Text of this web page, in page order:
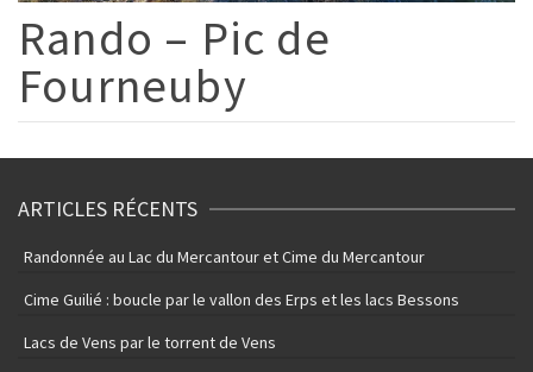
Rando – Pic de
Fourneuby
ARTICLES RÉCENTS
Randonnée au Lac du Mercantour et Cime du Mercantour
Cime Guilié : boucle par le vallon des Erps et les lacs Bessons
Lacs de Vens par le torrent de Vens